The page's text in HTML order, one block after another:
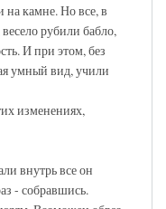
на камне. Но все, в
рубили бабло,
И при этом, без
умный вид, учили
изменениях,
внутрь все он
- собравшись.